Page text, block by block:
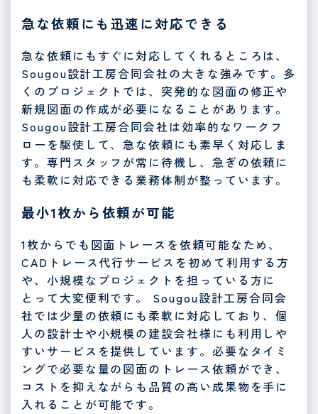
急な依頼にも迅速に対応できる
急な依頼にもすぐに対応してくれるところは、
Sougou設計工房合同会社の大きな強みです。多
くのプロジェクトでは、突発的な図面の修正や
新規図面の作成が必要になることがあります。
Sougou設計工房合同会社は効率的なワークフ
ローを駆使して、急な依頼にも素早く対応しま
す。専門スタッフが常に待機し、急ぎの依頼に
も柔軟に対応できる業務体制が整っています。
最小1枚から依頼が可能
1枚からでも図面トレースを依頼可能なため、
CADトレース代行サービスを初めて利用する方
や、小規模なプロジェクトを担っている方に
とって大変便利です。 Sougou設計工房合同会
社では少量の依頼にも柔軟に対応しており、個
人の設計士や小規模の建設会社様にも利用しや
すいサービスを提供しています。必要なタイミ
ングで必要な量の図面のトレース依頼ができ、
コストを抑えながらも品質の高い成果物を手に
入れることが可能です。